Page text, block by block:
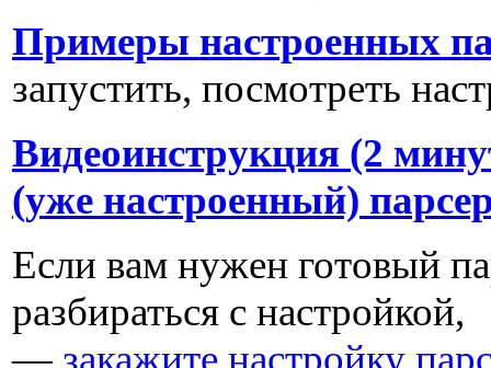
Примеры настроенных
запустить, посмотреть
Видеоинструкция (2
(уже настроенный)
Если вам нужен готовый
разбираться с настройкой,
— закажите настройку